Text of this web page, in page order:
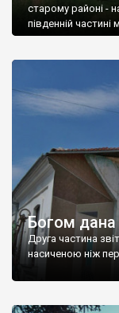
старому районі -
південній частині
Богом дана
Друга частина
насиченою ніж